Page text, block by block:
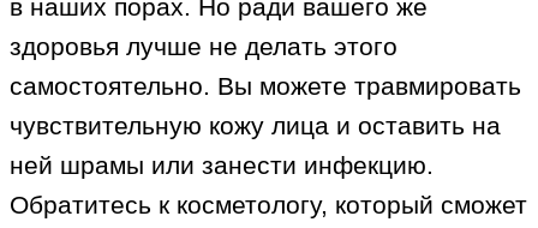
в наших порах. Но ради вашего же
здоровья лучше не делать этого
самостоятельно. Вы можете травмировать
чувствительную кожу лица и оставить на
ней шрамы или занести инфекцию.
Обратитесь к косметологу, который сможет